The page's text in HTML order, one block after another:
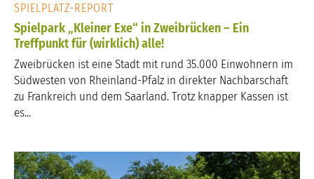
SPIELPLATZ-REPORT
Spielpark „Kleiner Exe“ in Zweibrücken – Ein
Treffpunkt für (wirklich) alle!
Zweibrücken ist eine Stadt mit rund 35.000 Einwohnern im
Südwesten von Rheinland-Pfalz in direkter Nachbarschaft
zu Frankreich und dem Saarland. Trotz knapper Kassen ist
es...